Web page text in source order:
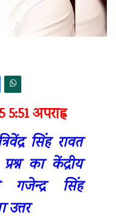
अपराह्न
सिंह रावत
का केंद्रीय
गजेन्द्र सिंह